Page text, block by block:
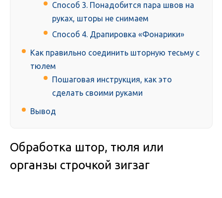
Способ 3. Понадобится пара швов на
руках, шторы не снимаем
Способ 4. Драпировка «Фонарики»
Как правильно соединить шторную тесьму с
тюлем
Пошаговая инструкция, как это
сделать своими руками
Вывод
Обработка штор, тюля или
органзы строчкой зигзаг